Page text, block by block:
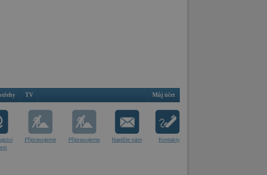
TV Můj účet
Připravujeme Připravujeme Napište nám Kontakty